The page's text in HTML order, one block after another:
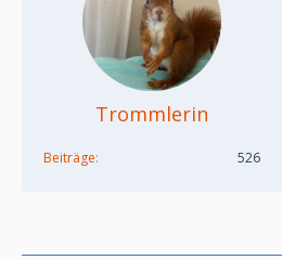
Trommlerin
Beiträge 526